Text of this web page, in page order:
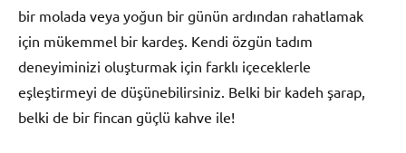
bir molada veya yoğun bir günün ardından rahatlamak
için mükemmel bir kardeş. Kendi özgün tadım
deneyiminizi oluşturmak için farklı içeceklerle
eşleştirmeyi de düşünebilirsiniz. Belki bir kadeh şarap,
belki de bir fincan güçlü kahve ile!